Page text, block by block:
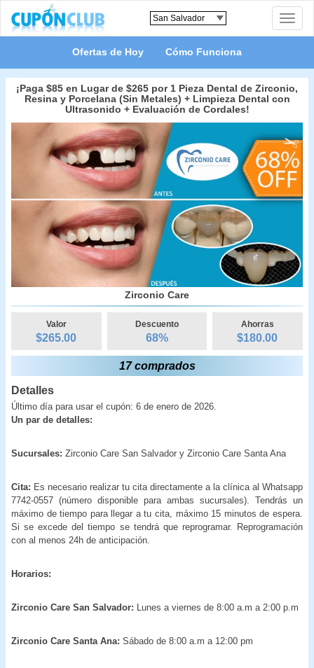
Toggle
Ofertas de Hoy Cómo Funciona
¡Paga $85 en Lugar de $265 por 1 Pieza Dental de Zirconio,
Resina y Porcelana (Sin Metales) + Limpieza Dental con
Ultrasonido + Evaluación de Cordales!
Zirconio Care
Valor
$265.00
Descuento
68%
Ahorras
$180.00
17 comprados
Detalles
Último día para usar el cupón: 6 de enero de 2026.
Un par de detalles:
Sucursales: Zirconio Care San Salvador y Zirconio Care Santa Ana
Cita: Es necesario realizar tu cita directamente a la clínica al Whatsapp
7742-0557 (número disponible para ambas sucursales). Tendrás un
máximo de tiempo para llegar a tu cita, máximo 15 minutos de espera.
Si se excede del tiempo se tendrá que reprogramar. Reprogramación
con al menos 24h de anticipación.
Horarios:
Zirconio Care San Salvador: Lunes a viernes de 8:00 a.m a 2:00 p.m
Zirconio Care Santa Ana: Sábado de 8:00 a.m a 12:00 pm